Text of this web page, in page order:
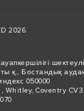
2026
шектеулі
қ., Бостандық
050000
Coventry CV3